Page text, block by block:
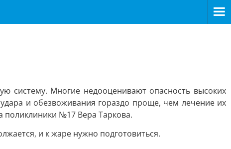
систему. Многие недооценивают опасность высоких
и обезвоживания гораздо проще, чем лечение их
поликлиники №17 Вера Таркова.
и к жаре нужно подготовиться.